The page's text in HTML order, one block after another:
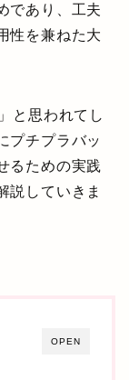
であり、工夫
性を兼ねた大
と思われてし
プチプラバッ
るための実践
説していきま
OPEN